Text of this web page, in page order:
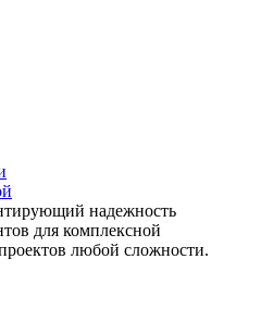
надежность
для комплексной
любой сложности.